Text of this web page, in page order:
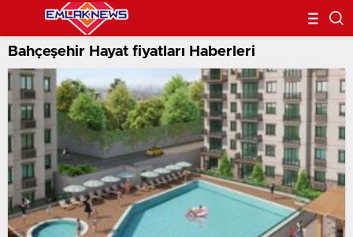
Bahçeşehir Hayat fiyatları Haberleri